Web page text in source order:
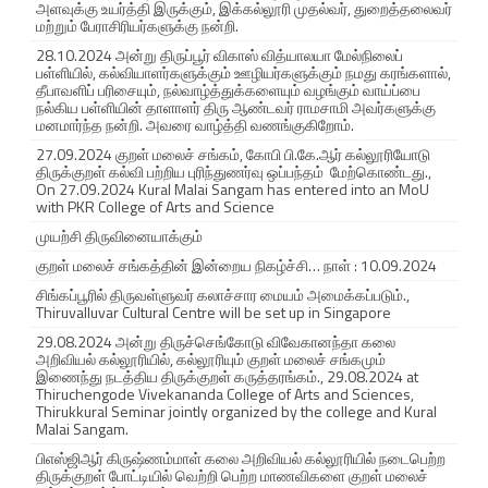
அளவுக்கு உயர்த்தி இருக்கும், இக்கல்லூரி முதல்வர், துறைத்தலைவர்
மற்றும் பேராசிரியர்களுக்கு நன்றி.
28.10.2024 அன்று திருப்பூர் விகாஸ் வித்யாலயா மேல்நிலைப்
பள்ளியில், கல்வியாளர்களுக்கும் ஊழியர்களுக்கும் நமது கரங்களால்,
தீபாவளிப் பரிசையும், நல்வாழ்த்துக்களையும் வழங்கும் வாய்ப்பை
நல்கிய பள்ளியின் தாளாளர் திரு ஆண்டவர் ராமசாமி அவர்களுக்கு
மனமார்ந்த நன்றி. அவரை வாழ்த்தி வணங்குகிறோம்.
27.09.2024 குறள் மலைச் சங்கம், கோபி பி.கே.ஆர் கல்லூரியோடு
திருக்குறள் கல்வி பற்றிய புரிந்துணர்வு ஒப்பந்தம் மேற்கொண்டது.,
On 27.09.2024 Kural Malai Sangam has entered into an MoU
with PKR College of Arts and Science
முயற்சி திருவினையாக்கும்
குறள் மலைச் சங்கத்தின் இன்றைய நிகழ்ச்சி… நாள் : 10.09.2024
சிங்கப்பூரில் திருவள்ளுவர் கலாச்சார மையம் அமைக்கப்படும்.,
Thiruvalluvar Cultural Centre will be set up in Singapore
29.08.2024 அன்று திருச்செங்கோடு விவேகானந்தா கலை
அறிவியல் கல்லூரியில், கல்லூரியும் குறள் மலைச் சங்கமும்
இணைந்து நடத்திய திருக்குறள் கருத்தரங்கம்., 29.08.2024 at
Thiruchengode Vivekananda College of Arts and Sciences,
Thirukkural Seminar jointly organized by the college and Kural
Malai Sangam.
பிஎஸ்ஜிஆர் கிருஷ்ணம்மாள் கலை அறிவியல் கல்லூரியில் நடைபெற்ற
திருக்குறள் போட்டியில் வெற்றி பெற்ற மாணவிகளை குறள் மலைச்